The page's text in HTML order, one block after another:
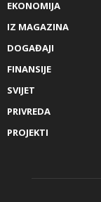
EKONOMIJA
IZ MAGAZINA
DOGAĐAJI
FINANSIJE
SVIJET
PRIVREDA
PROJEKTI